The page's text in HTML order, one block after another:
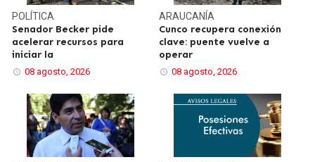
POLÍTICA
Senador Becker pide
acelerar recursos para
iniciar la
08 agosto, 2026
ARAUCANÍA
Cunco recupera conexión
clave: puente vuelve a
operar
08 agosto, 2026